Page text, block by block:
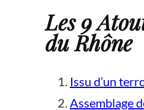
Les 9
du Rhône
Issu d’un
Assemblage